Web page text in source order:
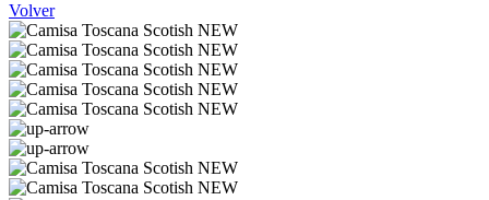
Volver